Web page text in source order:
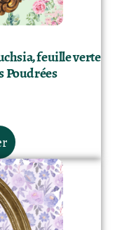
feuille verte
Poudrées